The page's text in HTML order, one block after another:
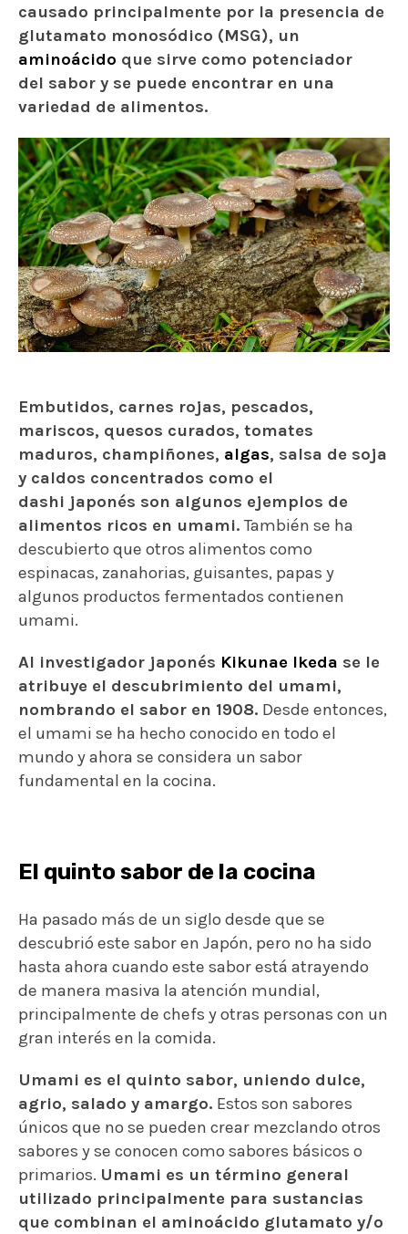
causado principalmente por la presencia de
glutamato monosódico (MSG), un
aminoácido que sirve como potenciador
del sabor y se puede encontrar en una
variedad de alimentos.
Embutidos, carnes rojas, pescados,
mariscos, quesos curados, tomates
maduros, champiñones, algas, salsa de soja
y caldos concentrados como el
dashi japonés son algunos ejemplos de
alimentos ricos en umami.También se ha
descubierto que otros alimentos como
espinacas, zanahorias, guisantes, papas y
algunos productos fermentados contienen
umami.
Al investigador japonés Kikunae Ikeda se le
atribuye el descubrimiento del umami,
nombrando el sabor en 1908. Desde entonces,
el umami se ha hecho conocido en todo el
mundo y ahora se considera un sabor
fundamental en la cocina.
El quinto sabor de la cocina
Ha pasado más de un siglo desde que se
descubrió este sabor en Japón, pero no ha sido
hasta ahora cuando este sabor está atrayendo
de manera masiva la atención mundial,
principalmente de chefs y otras personas con un
gran interés en la comida.
Umami es el quinto sabor, uniendo dulce,
agrio, salado y amargo. Estos son sabores
únicos que no se pueden crear mezclando otros
sabores y se conocen como sabores básicos o
primarios. Umami es un término general
utilizado principalmente para sustancias
que combinan el aminoácido glutamato y/o